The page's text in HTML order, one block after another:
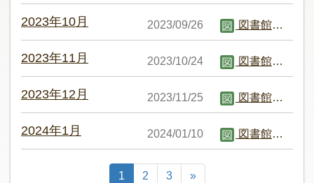
2023年10月 2023/09/26 図書館職員B
2023年11月 2023/10/24 図書館職員B
2023年12月 2023/11/25 図書館職員B
2024年1月 2024/01/10 図書館職員B
1 2 3 »